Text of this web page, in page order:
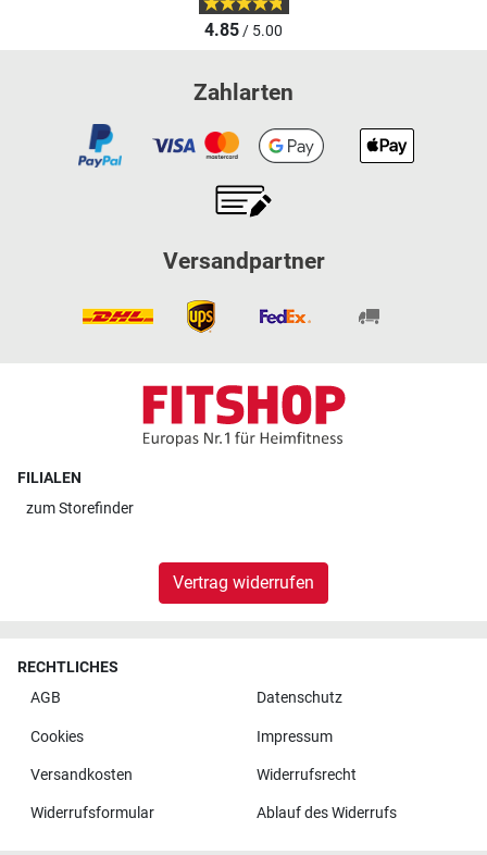
4.85/ 5.00
Zahlarten
Versandpartner
FILIALEN
zumStorefinder
Vertrag widerrufen
RECHTLICHES
AGB
Datenschutz
Cookies Impressum
Versandkosten Widerrufsrecht
Widerrufsformular Ablauf des Widerrufs